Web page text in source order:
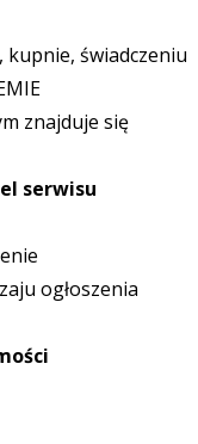
kupnie, świadczeniu
znajduje się
serwisu
ogłoszenia